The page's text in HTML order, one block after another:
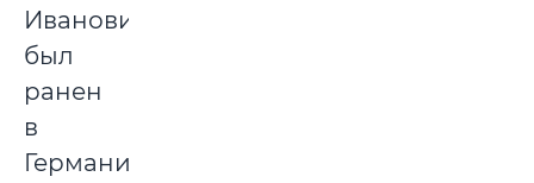
Иванович
был
ранен
в
Германии,